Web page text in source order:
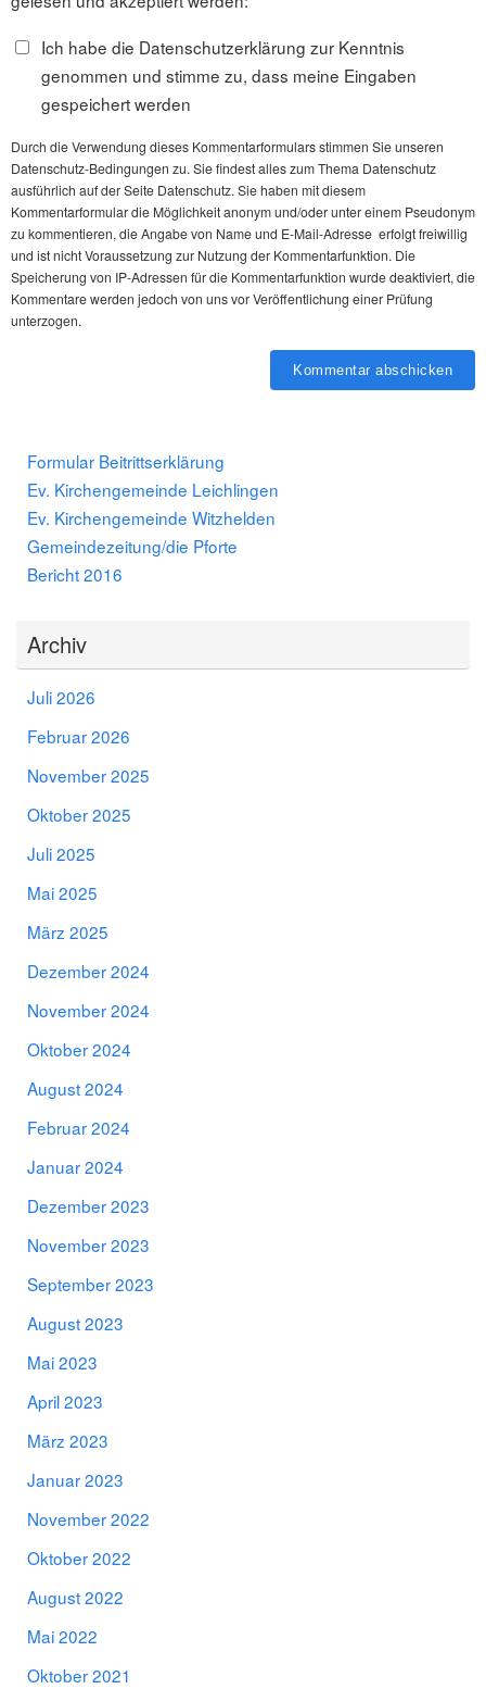
Ich habe die Datenschutzerklärung zur Kenntnis
genommen und stimme zu, dass meine Eingaben
gespeichert werden
Durch die Verwendung dieses Kommentarformulars stimmen Sie unseren
Datenschutz-Bedingungen zu. Sie findest alles zum Thema Datenschutz
ausführlich auf der Seite Datenschutz. Sie haben mit diesem
Kommentarformular die Möglichkeit anonym und/oder unter einem Pseudonym
zu kommentieren, die Angabe von Name und E-Mail-Adresse erfolgt freiwillig
und ist nicht Voraussetzung zur Nutzung der Kommentarfunktion. Die
Speicherung von IP-Adressen für die Kommentarfunktion wurde deaktiviert, die
Kommentare werden jedoch von uns vor Veröffentlichung einer Prüfung
unterzogen.
Formular Beitrittserklärung
Ev. Kirchengemeinde Leichlingen
Ev. Kirchengemeinde Witzhelden
Gemeindezeitung/die Pforte
Bericht 2016
Archiv
Juli 2026
Februar 2026
November 2025
Oktober 2025
Juli 2025
Mai 2025
März 2025
Dezember 2024
November 2024
Oktober 2024
August 2024
Februar 2024
Januar 2024
Dezember 2023
November 2023
September 2023
August 2023
Mai 2023
April 2023
März 2023
Januar 2023
November 2022
Oktober 2022
August 2022
Mai 2022
Oktober 2021